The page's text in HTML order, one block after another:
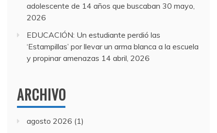
adolescente de 14 años que buscaban 30 mayo,
2026
EDUCACIÓN: Un estudiante perdió las
‘Estampillas’ por llevar un arma blanca a la escuela
y propinar amenazas 14 abril, 2026
ARCHIVO
agosto 2026 (1)